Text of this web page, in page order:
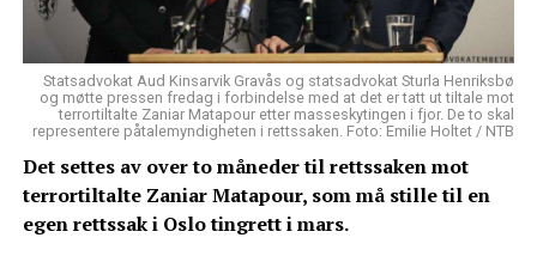
Statsadvokat Aud Kinsarvik Gravås og statsadvokat Sturla Henriksbø
og møtte pressen fredag i forbindelse med at det er tatt ut tiltale mot
terrortiltalte Zaniar Matapour etter masseskytingen i fjor. De to skal
representere påtalemyndigheten i rettssaken. Foto: Emilie Holtet / NTB
Det settes av over to måneder til rettssaken mot
terrortiltalte Zaniar Matapour, som må stille til en
egen rettssak i Oslo tingrett i mars.